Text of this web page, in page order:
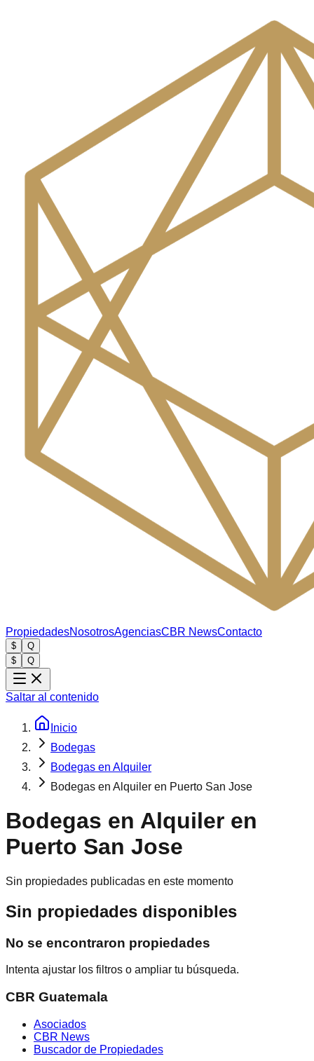
PropiedadesNosotrosAgenciasCBR NewsContacto
$
Q
$
Q
Saltar al contenido
Inicio
Bodegas
Bodegas en Alquiler
Bodegas en Alquiler en Puerto San Jose
Bodegas en Alquiler en
Puerto San Jose
Sin propiedades publicadas en este momento
Sin propiedades disponibles
No se encontraron propiedades
Intenta ajustar los filtros o ampliar tu búsqueda.
CBR Guatemala
Asociados
CBR News
Buscador de Propiedades